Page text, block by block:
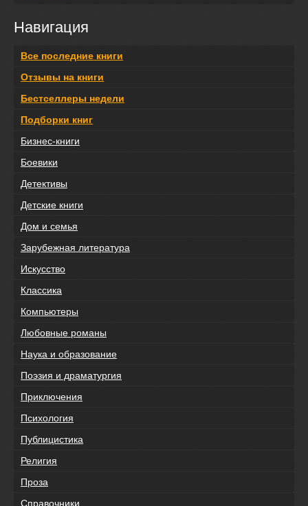
Навигация
Все последние книги
Отзывы на книги
Бестселлеры недели
Подборки книг
Бизнес-книги
Боевики
Детективы
Детские книги
Дом и семья
Зарубежная литература
Искусство
Классика
Компьютеры
Любовные романы
Наука и образование
Поэзия и драматургия
Приключения
Психология
Публицистика
Религия
Проза
Справочники